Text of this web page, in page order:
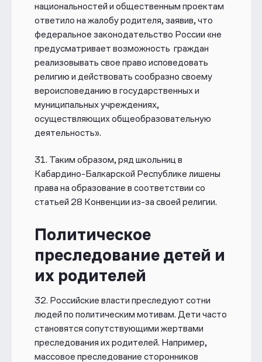
национальностей и общественным проектам
ответило на жалобу родителя, заявив, что
федеральное законодательство России «не
предусматривает возможность граждан
реализовывать свое право исповедовать
религию и действовать сообразно своему
вероисповеданию в государственных и
муниципальных учреждениях,
осуществляющих общеобразовательную
деятельность».
31. Таким образом, ряд школьниц в
Кабардино-Балкарской Республике лишены
права на образование в соответствии со
статьей 28 Конвенции из-за своей религии.
Политическое
преследование детей и
их родителей
32. Российские власти преследуют сотни
людей по политическим мотивам. Дети часто
становятся сопутствующими жертвами
преследования их родителей. Например,
массовое преследование сторонников